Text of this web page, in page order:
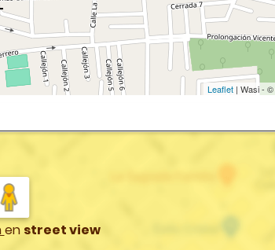
Leaflet | Wasi - ©
en street view